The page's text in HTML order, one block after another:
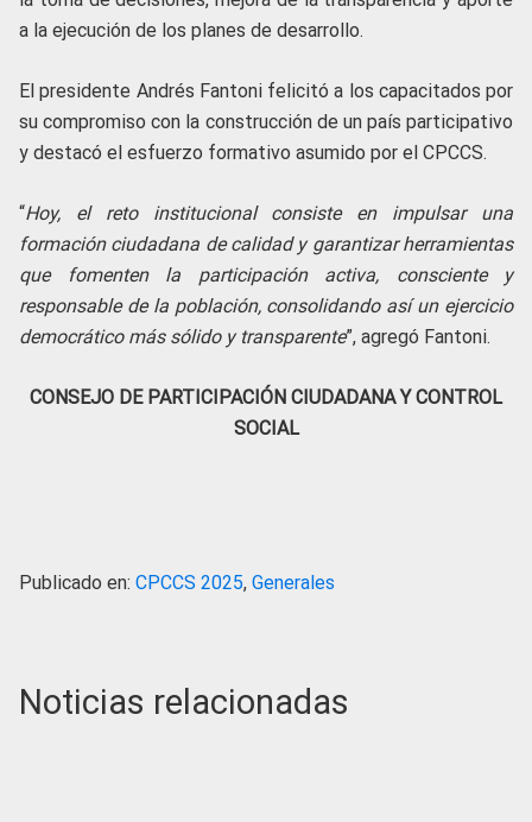
a la ejecución de los planes de desarrollo.
El presidente Andrés Fantoni felicitó a los capacitados por
su compromiso con la construcción de un país participativo
y destacó el esfuerzo formativo asumido por el CPCCS.
“Hoy, el reto institucional consiste en impulsar una
formación ciudadana de calidad y garantizar herramientas
que fomenten la participación activa, consciente y
responsable de la población, consolidando así un ejercicio
democrático más sólido y transparente”, agregó Fantoni.
CONSEJO DE PARTICIPACIÓN CIUDADANA Y CONTROL
SOCIAL
Publicado en: CPCCS 2025, Generales
Noticias relacionadas